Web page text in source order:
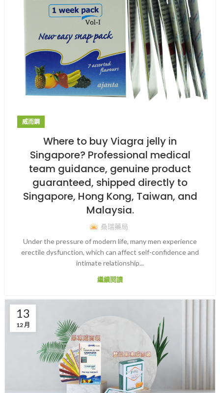
威而鋼
Where to buy Viagra jelly in
Singapore? Professional medical
team guidance, genuine product
guaranteed, shipped directly to
Singapore, Hong Kong, Taiwan, and
Malaysia.
桑瑞藥局
Under the pressure of modern life, many men experience
erectile dysfunction, which can affect self-confidence and
intimate relationship...
繼續閱讀
13
12 月